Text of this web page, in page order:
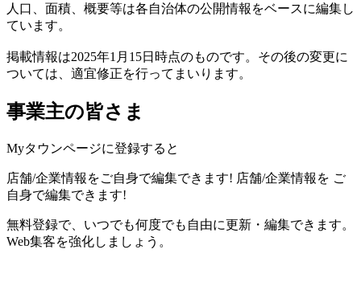
人口、面積、概要等は各自治体の公開情報をベースに編集し
ています。
掲載情報は2025年1月15日時点のものです。その後の変更に
ついては、適宜修正を行ってまいります。
事業主の皆さま
Myタウンページに登録すると
店舗/企業情報をご自身で編集できます! 店舗/企業情報を ご
自身で編集できます!
無料登録で、いつでも何度でも自由に更新・編集できます。
Web集客を強化しましょう。